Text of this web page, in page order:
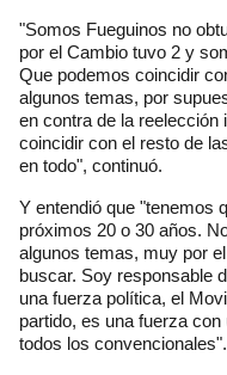
"Somos Fueguinos no
por el Cambio tuvo 2 y
Que podemos coincidir
algunos temas, por
en contra de la reelección
coincidir con el resto de
en todo", continuó.
Y entendió que "tenemos
próximos 20 o 30 años.
algunos temas, muy por
buscar. Soy responsable
una fuerza política, el
partido, es una fuerza
todos los convencionales".